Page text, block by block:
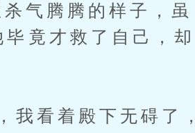
腾腾的样子，虽
竟才救了自己，却
看着殿下无碍了，